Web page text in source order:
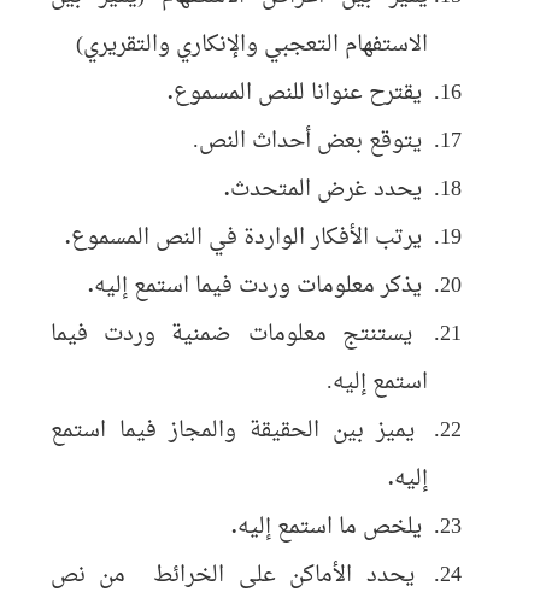
الاستفهام التعجبي والإنكاري والتقريري)
يقترح عنوانا للنص المسموع.
يتوقع بعض أحداث النص.
يحدد غرض المتحدث.
يرتب الأفكار الواردة في النص المسموع.
يذكر معلومات وردت فيما استمع إليه.
يستنتج معلومات ضمنية وردت فيما
استمع إليه.
يميز بين الحقيقة والمجاز فيما استمع
إليه.
يلخص ما استمع إليه.
يحدد الأماكن على الخرائط من نص